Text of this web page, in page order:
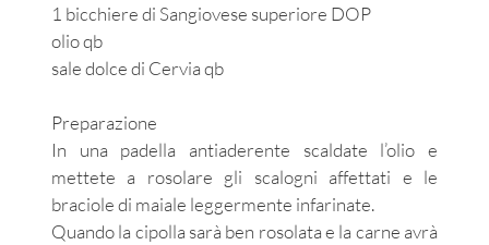
1 bicchiere di Sangiovese superiore DOP
olio qb
sale dolce di Cervia qb
Preparazione
In una padella antiaderente scaldate l’olio e
mettete a rosolare gli scalogni affettati e le
braciole di maiale leggermente infarinate.
Quando la cipolla sarà ben rosolata e la carne avrà